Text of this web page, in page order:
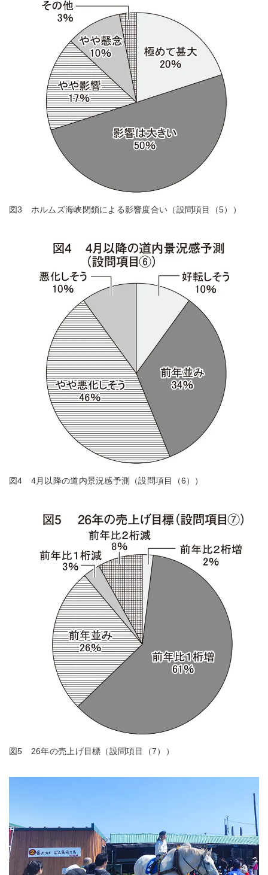
図3 ホルムズ海峡閉鎖による影響度合い（設問項目（5））
図4 4月以降の道内景況感予測（設問項目（6））
図5 26年の売上げ目標（設問項目（7））